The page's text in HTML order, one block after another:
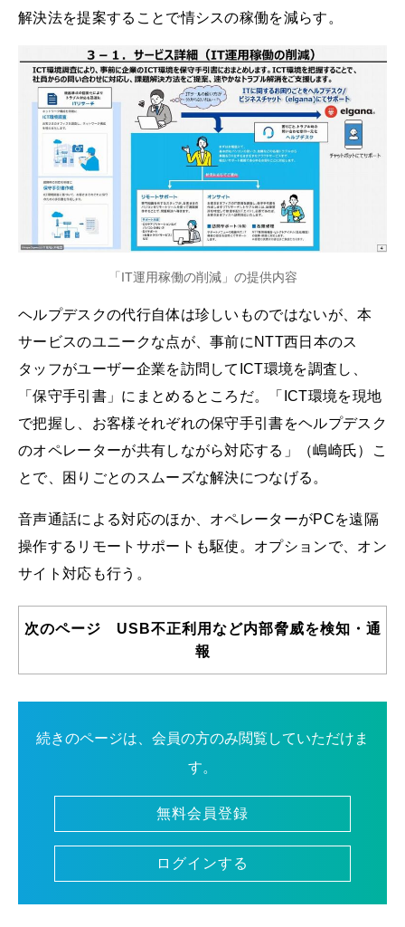
解決法を提案することで情シスの稼働を減らす。
「IT運用稼働の削減」の提供内容
ヘルプデスクの代行自体は珍しいものではないが、本
サービスのユニークな点が、事前にNTT西日本のス
タッフがユーザー企業を訪問してICT環境を調査し、
「保守手引書」にまとめるところだ。「ICT環境を現地
で把握し、お客様それぞれの保守手引書をヘルプデスク
のオペレーターが共有しながら対応する」（嶋崎氏）こ
とで、困りごとのスムーズな解決につなげる。
音声通話による対応のほか、オペレーターがPCを遠隔
操作するリモートサポートも駆使。オプションで、オン
サイト対応も行う。
次のページ USB不正利用など内部脅威を検知・通
報
続きのページは、会員の方のみ閲覧していただけま
す。
無料会員登録
ログインする